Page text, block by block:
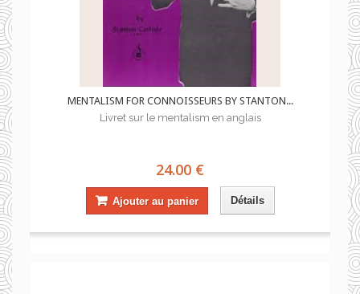
MENTALISM FOR CONNOISSEURS BY STANTON...
Livret sur le mentalism en anglais
24.00 €
Ajouter au panier Détails